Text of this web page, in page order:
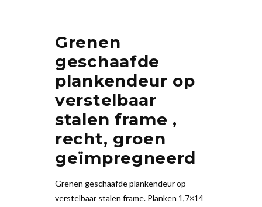
Grenen
geschaafde
plankendeur op
verstelbaar
stalen frame ,
recht, groen
geïmpregneerd
Grenen geschaafde plankendeur op
verstelbaar stalen frame. Planken 1,7×14